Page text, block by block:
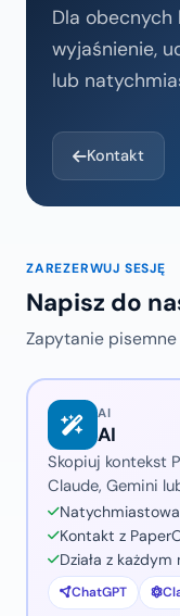
Dla
wyjaśnienie,
lub
Kontakt
ZAREZERWUJ SESJĘ
Napisz do
Zapytanie
AI
AI
Skopiuj kontekst
Claude, Gemini
Kontakt z
Działa z
ChatGPT